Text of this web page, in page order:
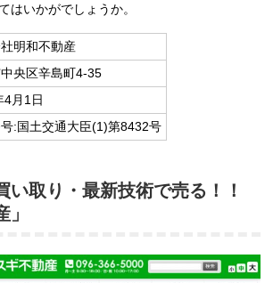
はいかがでしょうか。
明和不動産
央区辛島町4-35
4月1日
:国土交通大臣(1)第8432号
取り・最新技術で売る！！